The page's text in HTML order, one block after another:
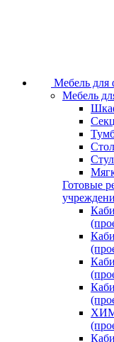
Мебель для
Мебель
Готовые